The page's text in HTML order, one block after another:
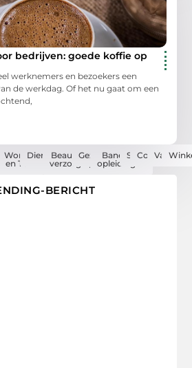
Woning
en Tuin
Dienstverlening
Beauty en
verzorging
Gezondheid
Banen en
opleidingen
SportComputers
Vakantie
bedrijven: goede koffie op
werknemers en bezoekers een
de werkdag. Of het nu gaat om een
BERICHT